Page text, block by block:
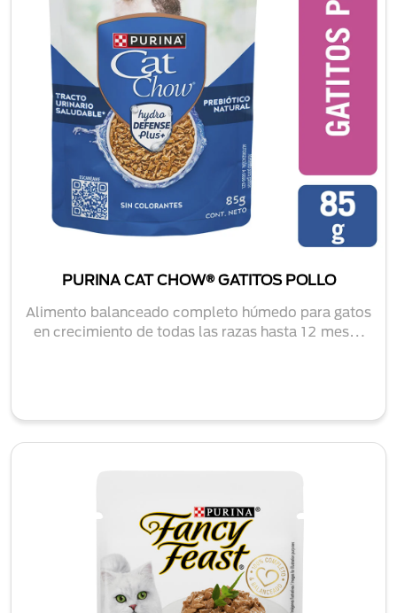
PURINA CAT CHOW® GATITOS POLLO
Alimento balanceado completo húmedo para gatos
en crecimiento de todas las razas hasta 12 meses